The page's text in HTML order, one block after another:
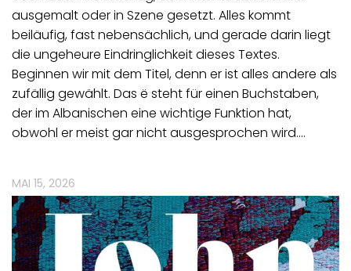
ausgemalt oder in Szene gesetzt. Alles kommt
beiläufig, fast nebensächlich, und gerade darin liegt
die ungeheure Eindringlichkeit dieses Textes.
Beginnen wir mit dem Titel, denn er ist alles andere als
zufällig gewählt. Das ë steht für einen Buchstaben,
der im Albanischen eine wichtige Funktion hat,
obwohl er meist gar nicht ausgesprochen wird.…
MAI 15, 2026